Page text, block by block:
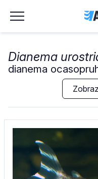
Dianema
dianema